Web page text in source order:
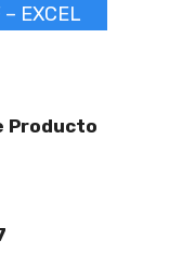
EXCEL
Producto